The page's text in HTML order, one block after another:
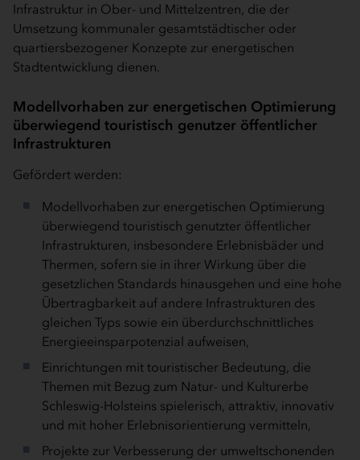
Infrastruktur in Ober- und Mittelzentren, die der
Umsetzung kommunaler gesamtstädtischer oder
quartiersbezogener Konzepte zur energetischen
Stadtentwicklung dienen.
Modellvorhaben zur energetischen Optimierung
überwiegend touristisch genutzer öffentlicher
Infrastrukturen
Gefördert werden:
Modellvorhaben zur energetischen Optimierung
überwiegend touristisch genutzter öffentlicher
Infrastrukturen, insbesondere Erlebnisbäder und
Thermen, sofern sie in ihrer Wirkung über die
gesetzlichen Standards hinausgehen und eine hohe
Übertragbarkeit auf andere Infrastrukturen des
gleichen Typs sowie ein überdurchschnittliches
Energieeinsparpotenzial aufweisen,
Einrichtungen mit touristischer Bedeutung, die
Themen mit Bezug zum Natur- und Kulturerbe
Schleswig-Holsteins spielerisch, attraktiv, innovativ
und mit hoher Erlebnisorientierung vermitteln,
Projekte zur Verbesserung der umweltschonenden